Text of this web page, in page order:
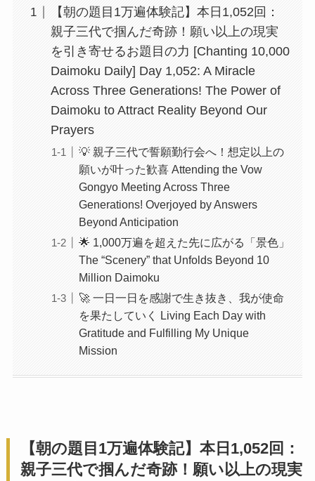
【朝の題目1万遍体験記】本日1,052回：
親子三代で掴んだ奇跡！願い以上の現実
を引き寄せるお題目の力 [Chanting 10,000
Daimoku Daily] Day 1,052: A Miracle
Across Three Generations! The Power of
Daimoku to Attract Reality Beyond Our
Prayers
💡 親子三代で誓願勤行会へ！想定以上の
願いが叶った歓喜 Attending the Vow
Gongyo Meeting Across Three
Generations! Overjoyed by Answers
Beyond Anticipation
🌟 1,000万遍を超えた先に広がる「景色」
The “Scenery” that Unfolds Beyond 10
Million Daimoku
🚀 一日一日を感謝で生き抜き、我が使命
を果たしていく Living Each Day with
Gratitude and Fulfilling My Unique
Mission
【朝の題目1万遍体験記】本日1,052回：
親子三代で掴んだ奇跡！願い以上の現実